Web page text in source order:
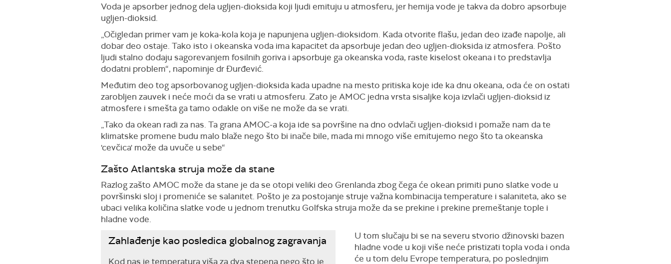
Voda je apsorber jednog dela ugljen-dioksida koji ljudi emituju u atmosferu, jer hemija vode je takva da dobro apsorbuje
ugljen-dioksid.
„Očigledan primer vam je koka-kola koja je napunjena ugljen-dioksidom. Kada otvorite flašu, jedan deo izađe napolje, ali
dobar deo ostaje. Tako isto i okeanska voda ima kapacitet da apsorbuje jedan deo ugljen-dioksida iz atmosfera. Pošto
ljudi stalno dodaju sagorevanjem fosilnih goriva i apsorbuje ga okeanska voda, raste kiselost okeana i to predstavlja
dodatni problem“, napominje dr Đurđević.
Međutim deo tog apsorbovanog ugljen-dioksida kada upadne na mesto pritiska koje ide ka dnu okeana, oda će on ostati
zarobljen zauvek i neće moći da se vrati u atmosferu. Zato je AMOC jedna vrsta sisaljke koja izvlači ugljen-dioksid iz
atmosfere i smešta ga tamo odakle on više ne može da se vrati.
„Tako da okean radi za nas. Ta grana AMOC-a koja ide sa površine na dno odvlači ugljen-dioksid i pomaže nam da te
klimatske promene budu malo blaže nego što bi inače bile, mada mi mnogo više emitujemo nego što ta okeanska
'cevčica' može da uvuče u sebe“
Zašto Atlantska struja može da stane
Razlog zašto AMOC može da stane je da se otopi veliki deo Grenlanda zbog čega će okean primiti puno slatke vode u
površinski sloj i promeniće se salanitet. Pošto je za postojanje struje važna kombinacija temperature i salaniteta, ako se
ubaci velika količina slatke vode u jednom trenutku Golfska struja može da se prekine i prekine premeštanje tople i
hladne vode.
Zahlađenje kao posledica globalnog zagravanja
Kod nas je temperatura viša za dva stepena nego što je
U tom slučaju bi se na severu stvorio džinovski bazen
hladne vode u koji više neće pristizati topla voda i onda
će u tom delu Evrope temperatura, po poslednjim